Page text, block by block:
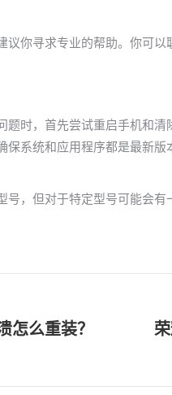
议你寻求专业的帮助。你可
题时，首先尝试重启手机和
系统和应用程序都是最新版
号，但对于特定型号可能会
怎么重装？
下
文